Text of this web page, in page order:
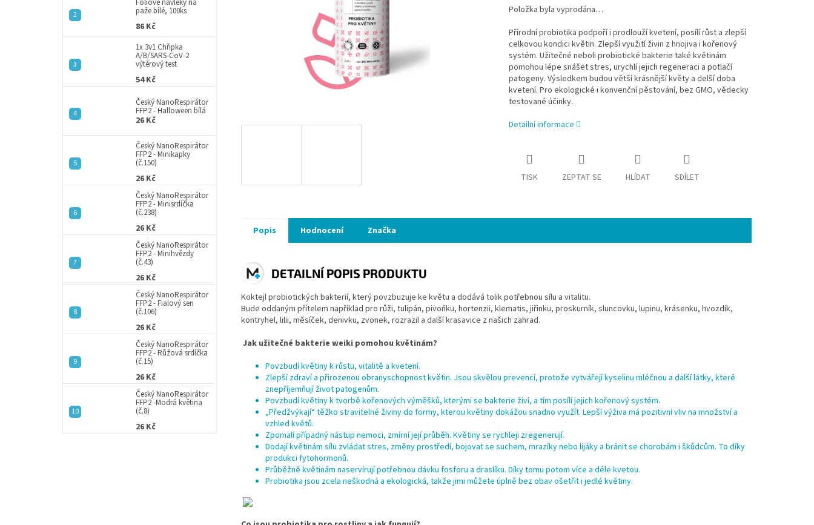
paže bílé, 100ks
86 Kč
1x 3v1 Chřipka
A/B/SARS-CoV-2
výtěrový test
54 Kč
Český NanoRespirátor
FFP2 - Halloween bílá
26 Kč
Český NanoRespirátor
FFP2 - Minikapky
(č.150)
26 Kč
Český NanoRespirátor
FFP2 - Minisrdíčka
(č.238)
26 Kč
Český NanoRespirátor
FFP2 - Minihvězdy
(č.43)
26 Kč
Český NanoRespirátor
FFP2 - Fialový sen
(č.106)
26 Kč
Český NanoRespirátor
FFP2 - Růžová srdíčka
(č.15)
26 Kč
Český NanoRespirátor
FFP2 -Modrá květina
(č.8)
26 Kč
Položka byla vyprodána…
Přírodní probiotika podpoří i prodlouží kvetení, posílí růst a zlepší
celkovou kondici květin. Zlepší využití živin z hnojiva i kořenový
systém. Užitečné neboli probiotické bakterie také květinám
pomohou lépe snášet stres, urychlí jejich regeneraci a potlačí
patogeny. Výsledkem budou větší krásnější květy a delší doba
kvetení. Pro ekologické i konvenční pěstování, bez GMO, vědecky
testované účinky.
Detailní informace
TISK ZEPTAT SE HLÍDAT SDÍLET
Popis Hodnocení Značka
DETAILNÍ POPIS PRODUKTU
Koktejl probiotických bakterií, který povzbuzuje ke květu a dodává tolik potřebnou sílu a vitalitu.
Bude oddaným přítelem například pro růži, tulipán, pivoňku, hortenzii, klematis, jiřinku, proskurník, sluncovku, lupinu, krásenku, hvozdík,
kontryhel, lilii, měsíček, denivku, zvonek, rozrazil a další krasavice z našich zahrad.
Jak užitečné bakterie weiki pomohou květinám?
Povzbudí květiny k růstu, vitalitě a kvetení.
Zlepší zdraví a přirozenou obranyschopnost květin. Jsou skvělou prevencí, protože vytvářejí kyselinu mléčnou a další látky, které
znepříjemňují život patogenům.
Povzbudí květiny k tvorbě kořenových výměšků, kterými se bakterie živí, a tím posílí jejich kořenový systém.
„Předžvýkají“ těžko stravitelné živiny do formy, kterou květiny dokážou snadno využít. Lepší výživa má pozitivní vliv na množství a
vzhled květů.
Zpomalí případný nástup nemoci, zmírní její průběh. Květiny se rychleji zregenerují.
Dodají květinám sílu zvládat stres, změny prostředí, bojovat se suchem, mrazíky nebo lijáky a bránit se chorobám i škůdcům. To díky
produkci fytohormonů.
Průběžně květinám naservírují potřebnou dávku fosforu a draslíku. Díky tomu potom více a déle kvetou.
Probiotika jsou zcela neškodná a ekologická, takže jimi můžete úplně bez obav ošetřit i jedlé květiny.